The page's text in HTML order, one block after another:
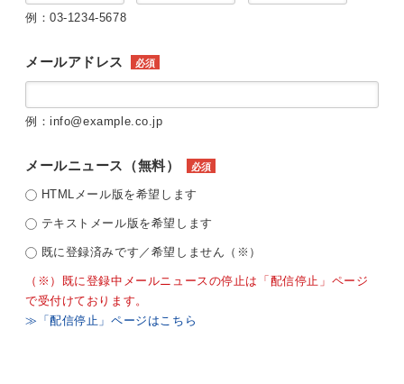
例：03-1234-5678
メールアドレス 必須
例：info@example.co.jp
メールニュース（無料） 必須
HTMLメール版を希望します
テキストメール版を希望します
既に登録済みです／希望しません（※）
（※）既に登録中メールニュースの停止は「配信停止」ページ
で受付けております。
≫「配信停止」ページはこちら